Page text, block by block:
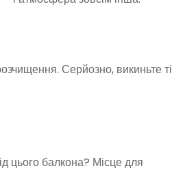
Серйозно, викиньте ті
цього балкона? Місце для